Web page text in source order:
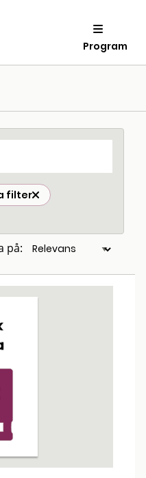
Program
filter
på: